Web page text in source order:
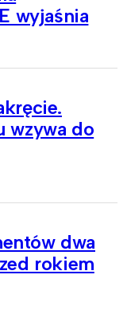
wyjaśnia
wzywa do
dwa
rokiem